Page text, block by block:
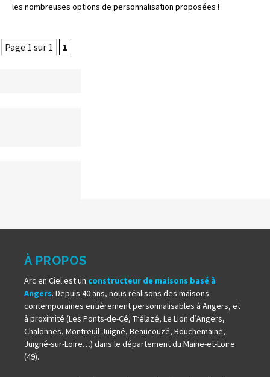
les nombreuses options de personnalisation proposées !
Page 1 sur 1 1
À PROPOS
Arc en Ciel est un constructeur de maisons basé à
Angers. Depuis 40 ans, nous réalisons des maisons
contemporaines entièrement personnalisables à Angers, et
à proximité (Les Ponts-de-Cé, Trélazé, Le Lion d’Angers,
Chalonnes, Montreuil Juigné, Beaucouzé, Bouchemaine,
Juigné-sur-Loire…) dans le département du Maine-et-Loire
(49).